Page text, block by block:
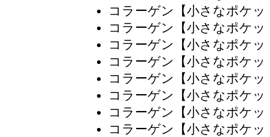
コラーゲン【小さなポケ
コラーゲン【小さなポケ
コラーゲン【小さなポケ
コラーゲン【小さなポケ
コラーゲン【小さなポケ
コラーゲン【小さなポケ
コラーゲン【小さなポケ
コラーゲン【小さなポケ